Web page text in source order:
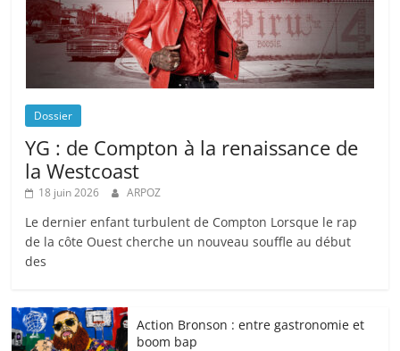
Dossier
YG : de Compton à la renaissance de
la Westcoast
18 juin 2026 ARPOZ
Le dernier enfant turbulent de Compton Lorsque le rap
de la côte Ouest cherche un nouveau souffle au début
des
Action Bronson : entre gastronomie et
boom bap